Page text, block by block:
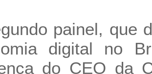
painel, que
digital no
do CEO da